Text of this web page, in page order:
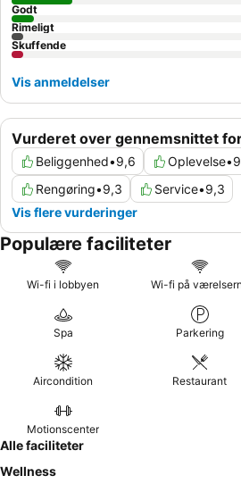
Vurderet over gennemsnittet
Beliggenhed•9,6 Oplevelse•
Rengøring•9,3 Service•9,3
Vis flere vurderinger
Godt
Rimeligt
Skuffende
Vis anmeldelser
Populære faciliteter
Wi-fi i lobbyen Wi-fi på
Spa Parkering
Aircondition Restaurant
Motionscenter
Alle faciliteter
Wellness